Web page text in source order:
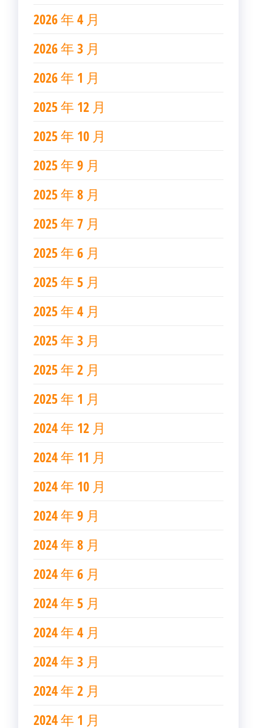
2026 年 4 月
2026 年 3 月
2026 年 1 月
2025 年 12 月
2025 年 10 月
2025 年 9 月
2025 年 8 月
2025 年 7 月
2025 年 6 月
2025 年 5 月
2025 年 4 月
2025 年 3 月
2025 年 2 月
2025 年 1 月
2024 年 12 月
2024 年 11 月
2024 年 10 月
2024 年 9 月
2024 年 8 月
2024 年 6 月
2024 年 5 月
2024 年 4 月
2024 年 3 月
2024 年 2 月
2024 年 1 月